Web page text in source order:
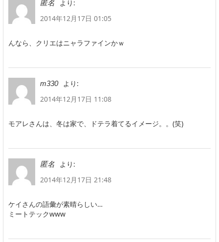
匿名
より:
2014年12月17日 01:05
んなら、クリエはニャラファインかｗ
m330
より:
2014年12月17日 11:08
モアレさんは、冬は家で、ドテラ着てるイメージ。。(笑)
匿名
より:
2014年12月17日 21:48
ケイさんの語彙が素晴らしい…
ミートテックwww